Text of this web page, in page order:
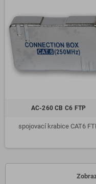
AC-260 CB C6 FTP
spojovací krabice CAT6